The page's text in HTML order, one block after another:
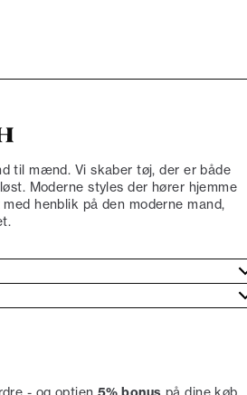
til mænd. Vi skaber tøj, der er både
Moderne styles der hører hjemme
henblik på den moderne mand,
- og optjen på dine køb,